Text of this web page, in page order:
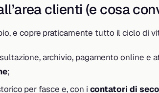
clienti (e cosa
e copre praticamente tutto il ciclo di
archivio, pagamento online e
;
per fasce e, con i contatori di